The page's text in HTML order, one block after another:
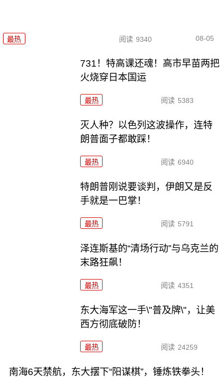
最热 阅读 9340 08-05
731！特高课还魂！高市早苗两把
火烧穿日本国运
最热 阅读 5383
灭人种？以色列这波操作，连特
朗普面子都敢踩！
最热 阅读 6940
特朗普刚说要谈判，伊朗又是反
手就是一巴掌！
最热 阅读 5791
泽连斯基的“清场行动”与乌克兰的
末路狂飙！
最热 阅读 4351
东大海军这一手\"普及牌\"，让美
西方彻底破防！
最热 阅读 24259
南海6天禁航，东大摆下“阳谋棋”，锤炼铁拳头！